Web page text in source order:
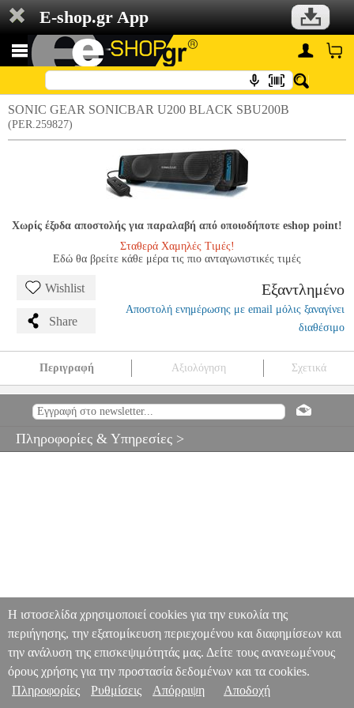
E-shop.gr App
SONIC GEAR SONICBAR U200 BLACK SBU200B
(PER.259827)
Χωρίς έξοδα αποστολής για παραλαβή από οποιοδήποτε eshop point!
Σταθερά Χαμηλές Τιμές!
Εδώ θα βρείτε κάθε μέρα τις πιο ανταγωνιστικές τιμές
Wishlist
Share
Εξαντλημένο
Αποστολή ενημέρωσης με email μόλις ξαναγίνει
διαθέσιμο
Περιγραφή Αξιολόγηση Σχετικά
PER.259827 SONIC GEARS
ΗΧΕΙΑ HOME
0
Πληροφορίες & Υπηρεσίες >
Η ιστοσελίδα χρησιμοποιεί cookies για την ευκολία της
περιήγησης, την εξατομίκευση περιεχομένου και διαφημίσεων και
την ανάλυση της επισκεψιμότητάς μας. Δείτε τους ανανεωμένους
όρους χρήσης για την προστασία δεδομένων και τα cookies.
Πληροφορίες
Ρυθμίσεις Απόρριψη Αποδοχή